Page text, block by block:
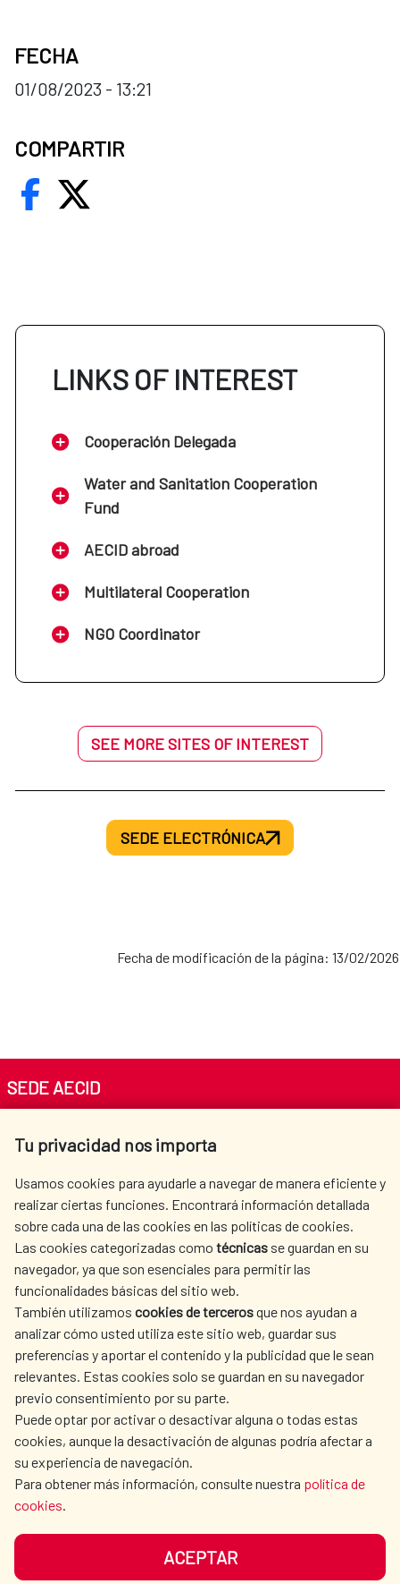
FECHA
01/08/2023 - 13:21
COMPARTIR
LINKS OF INTEREST
Cooperación Delegada
Water and Sanitation Cooperation
Fund
AECID abroad
Multilateral Cooperation
NGO Coordinator
SEE MORE SITES OF INTEREST
SEDE ELECTRÓNICA
Fecha de modificación de la página: 13/02/2026
Tu privacidad nos importa
Usamos cookies para ayudarle a navegar de manera eficiente y
realizar ciertas funciones. Encontrará información detallada
sobre cada una de las cookies en las políticas de cookies.
Las cookies categorizadas como técnicas se guardan en su
navegador, ya que son esenciales para permitir las
funcionalidades básicas del sitio web.
También utilizamos cookies de tercerosque nos ayudan a
analizar cómo usted utiliza este sitio web, guardar sus
preferencias y aportar el contenido y la publicidad que le sean
relevantes. Estas cookies solo se guardan en su navegador
previo consentimiento por su parte.
Puede optar por activar o desactivar alguna o todas estas
cookies, aunque la desactivación de algunas podría afectar a
su experiencia de navegación.
Para obtener más información, consulte nuestra política de
cookies.
ACEPTAR
SEDE AECID
Tel. +34 900 20 30 54​​​​​​​
AECID
WHERE DO WE COOPERATE?
SPANISH HUMANITARIAN
ACTION
PRESS ROOM
CULTURE AND SCIENCE LIBRARY
OUR SOCIAL MEDIA
DATA PROTECTION